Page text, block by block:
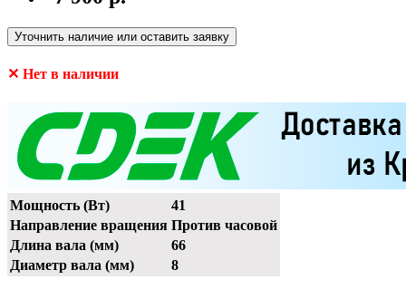
Уточнить наличие или оставить заявку
✕ Нет в наличии
Мощность (Вт)
41
Направление вращения Против часовой
Длина вала (мм)
66
Диаметр вала (мм)
8